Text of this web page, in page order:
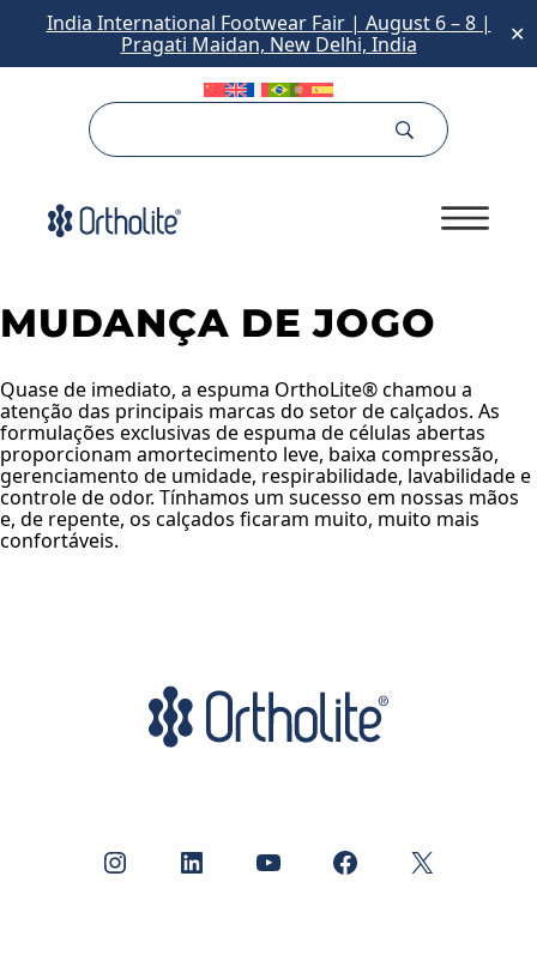
India International Footwear Fair | August 6 – 8 |
Pragati Maidan, New Delhi, India
✕
MUDANÇA DE JOGO
Quase de imediato, a espuma OrthoLite® chamou a
atenção das principais marcas do setor de calçados. As
formulações exclusivas de espuma de células abertas
proporcionam amortecimento leve, baixa compressão,
gerenciamento de umidade, respirabilidade, lavabilidade e
controle de odor. Tínhamos um sucesso em nossas mãos
e, de repente, os calçados ficaram muito, muito mais
confortáveis.
Instagram LinkedIn Youtube Facebook X